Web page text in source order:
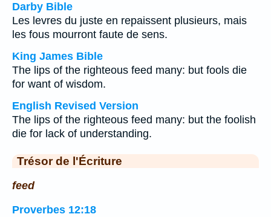
Darby Bible
Les levres du juste en repaissent plusieurs, mais
les fous mourront faute de sens.
King James Bible
The lips of the righteous feed many: but fools die
for want of wisdom.
English Revised Version
The lips of the righteous feed many: but the foolish
die for lack of understanding.
Trésor de l'Écriture
feed
Proverbes 12:18